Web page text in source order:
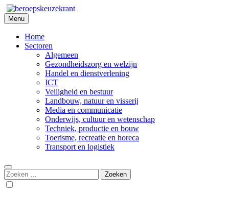
Skip
to
content
Beroepskeuzekrant
Menu
Home
Sectoren
Algemeen
Gezondheidszorg en welzijn
Handel en dienstverlening
ICT
Veiligheid en bestuur
Landbouw, natuur en visserij
Media en communicatie
Onderwijs, cultuur en wetenschap
Techniek, productie en bouw
Toerisme, recreatie en horeca
Transport en logistiek
Zoeken
naar: